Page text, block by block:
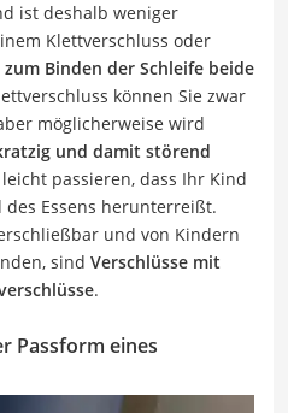
ist deshalb weniger
Klettverschluss oder
zum Binden der Schleife beide
können Sie zwar
möglicherweise wird
und damit störend
passieren, dass Ihr Kind
Essens herunterreißt.
und von Kindern
sind Verschlüsse mit
.
Passform eines